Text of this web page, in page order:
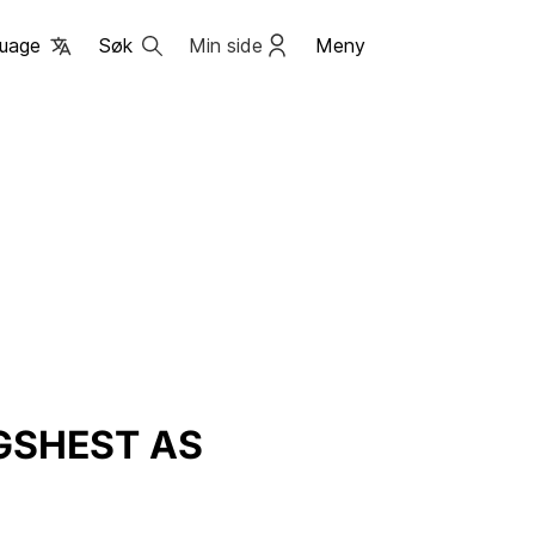
Søk Min side Meny
AS